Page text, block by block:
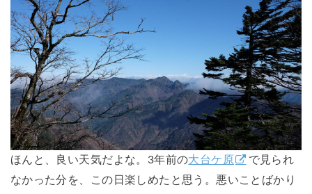
ほんと、良い天気だよな。3年前の大台ケ原
で見られ
なかった分を、この日楽しめたと思う。悪いことばかり